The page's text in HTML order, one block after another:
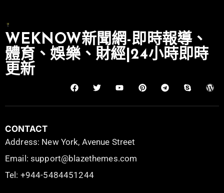
WEKNOW新聞網-即時報導、
體育、娛樂、財經|24小時即時
更新
CONTACT
Address: New York, Avenue Street
Email: support@blazethemes.com
Tel: +944-5484451244